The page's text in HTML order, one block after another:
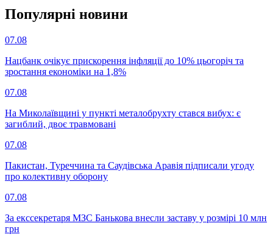
Популярнi новини
07.08
Нацбанк очікує прискорення інфляції до 10% цьогоріч та
зростання економіки на 1,8%
07.08
На Миколаївщині у пункті металобрухту стався вибух: є
загиблий, двоє травмовані
07.08
Пакистан, Туреччина та Саудівська Аравія підписали угоду
про колективну оборону
07.08
За екссекретаря МЗС Банькова внесли заставу у розмірі 10 млн
грн